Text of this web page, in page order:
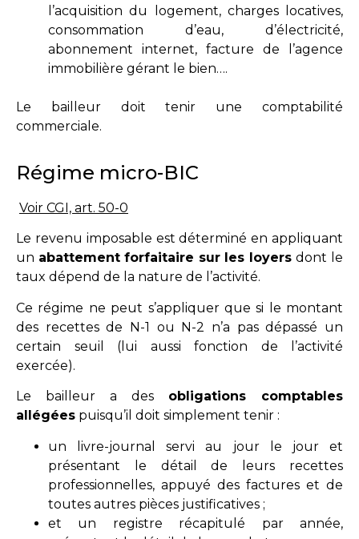
l’acquisition du logement, charges locatives,
consommation d’eau, d’électricité,
abonnement internet, facture de l’agence
immobilière gérant le bien….
Le bailleur doit tenir une comptabilité
commerciale.
Régime micro-BIC
Voir CGI, art. 50-0
Le revenu imposable est déterminé en appliquant
un abattement forfaitaire sur les loyersdont le
taux dépend de la nature de l’activité.
Ce régime ne peut s’appliquer que si le montant
des recettes de N-1 ou N-2 n’a pas dépassé un
certain seuil (lui aussi fonction de l’activité
exercée).
Le bailleur a des obligations comptables
allégées puisqu’il doit simplement tenir :
un livre-journal servi au jour le jour et
présentant le détail de leurs recettes
professionnelles, appuyé des factures et de
toutes autres pièces justificatives ;
et un registre récapitulé par année,